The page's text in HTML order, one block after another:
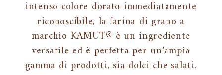
intenso colore dorato immediatamente
riconoscibile, la farina di grano a
marchio KAMUT® è un ingrediente
versatile ed è perfetta per un’ampia
gamma di prodotti, sia dolci che salati.